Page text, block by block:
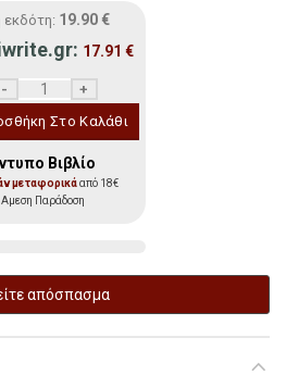
εκδότη: 19.90 €
17.91 €
Στο Καλάθι
Βιβλίο
μεταφορικάαπό 18€
Αμεση Παράδοση
απόσπασμα